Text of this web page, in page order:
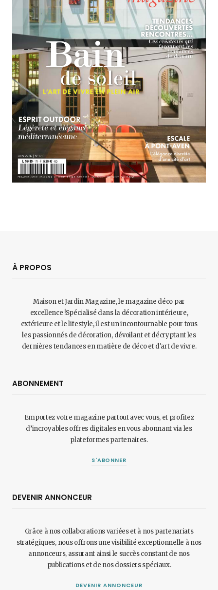
À PROPOS
Maison et Jardin Magazine, le magazine déco par
excellence !Spécialisé dans la décoration intérieure,
extérieure et le lifestyle, il est un incontournable pour tous
les passionnés de décoration, dévoilant et décryptant les
dernières tendances en matière de déco et d'art de vivre.
ABONNEMENT
Emportez votre magazine partout avec vous, et profitez
d’incroyables offres digitales en vous abonnant via les
plateformes partenaires.
S'ABONNER
DEVENIR ANNONCEUR
Grâce à nos collaborations variées et à nos partenariats
stratégiques, nous offrons une visibilité exceptionnelle à nos
annonceurs, assurant ainsi le succès constant de nos
publications et de nos dossiers spéciaux.
DEVENIR ANNONCEUR